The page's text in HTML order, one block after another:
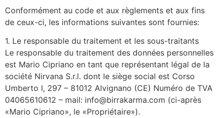
Conformément au code et aux règlements et aux fins
de ceux-ci, les informations suivantes sont fournies:
1. Le responsable du traitement et les sous-traitants
Le responsable du traitement des données personnelles
est Mario Cipriano en tant que représentant légal de la
société Nirvana S.r.l. dont le siège social est Corso
Umberto I, 297 – 81012 Alvignano (CE) Numéro de TVA
04065610612 – mail: info@birrakarma.com (ci-après
«Mario Cipriano», le «Propriétaire»).